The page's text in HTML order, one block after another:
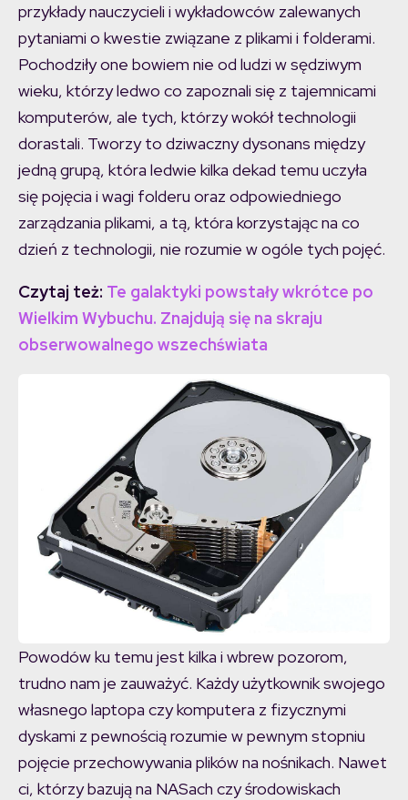
przykłady nauczycieli i wykładowców zalewanych
pytaniami o kwestie związane z plikami i folderami.
Pochodziły one bowiem nie od ludzi w sędziwym
wieku, którzy ledwo co zapoznali się z tajemnicami
komputerów, ale tych, którzy wokół technologii
dorastali. Tworzy to dziwaczny dysonans między
jedną grupą, która ledwie kilka dekad temu uczyła
się pojęcia i wagi folderu oraz odpowiedniego
zarządzania plikami, a tą, która korzystając na co
dzień z technologii, nie rozumie w ogóle tych pojęć.
Czytaj też: Te galaktyki powstały wkrótce po
Wielkim Wybuchu. Znajdują się na skraju
obserwowalnego wszechświata
Powodów ku temu jest kilka i wbrew pozorom,
trudno nam je zauważyć. Każdy użytkownik swojego
własnego laptopa czy komputera z fizycznymi
dyskami z pewnością rozumie w pewnym stopniu
pojęcie przechowywania plików na nośnikach. Nawet
ci, którzy bazują na NASach czy środowiskach